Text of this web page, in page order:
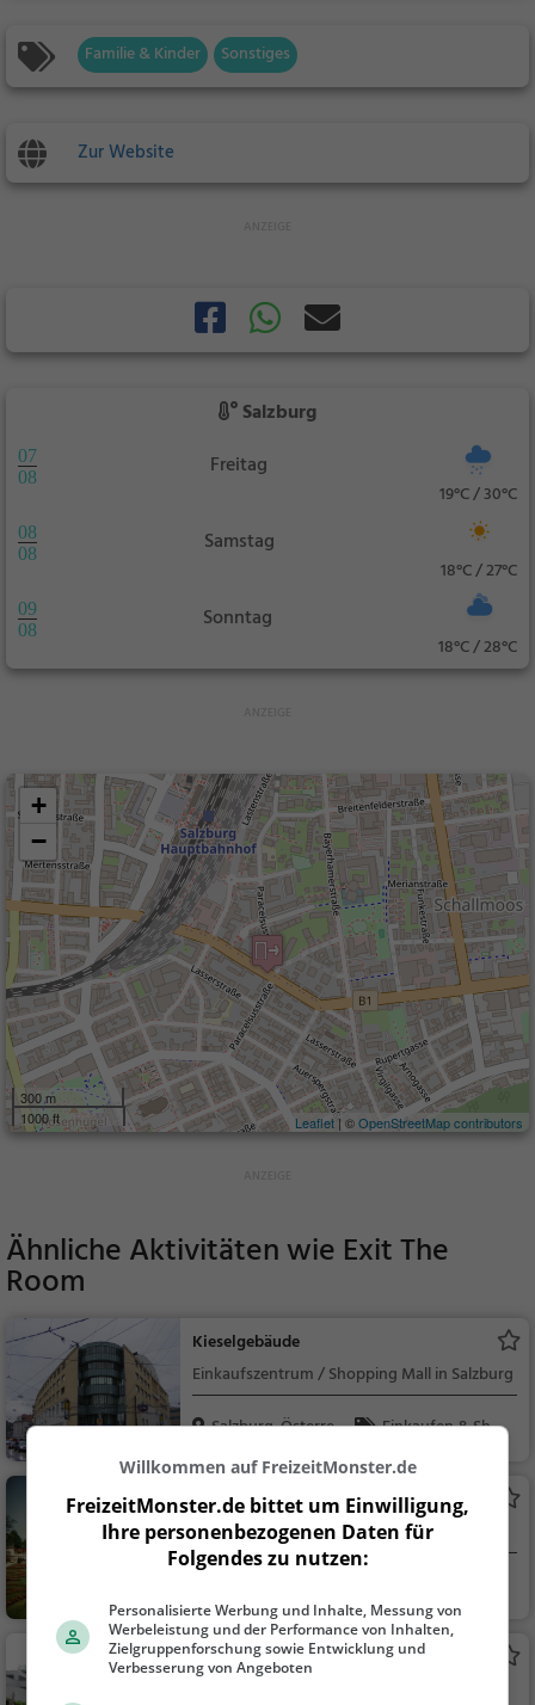
Familie & Kinder Sonstiges
Zur Website
Salzburg
07
08
Freitag
19°C / 30°C
08
08
Samstag
18°C / 27°C
09
08
Sonntag
18°C / 28°C
+
−
300 m
1000 ft
Leaflet | ©OpenStreetMap contributors
Ähnliche Aktivitäten wie Exit The
Room
Kieselgebäude
Einkaufszentrum / Shopping Mall in Salzburg
Salzburg, Österreic
Einkaufen & Shop
ping
Schloss Mirabell
Schloss in Salzburg
h
Sehenswürdigkeit
Mirabellgarten
Willkommen auf FreizeitMonster.de
FreizeitMonster.de bittet um Einwilligung,
Ihre personenbezogenen Daten für
Folgendes zu nutzen:
Personalisierte Werbung und Inhalte, Messung von
Werbeleistung und der Performance von Inhalten,
Zielgruppenforschung sowie Entwicklung und
Verbesserung von Angeboten